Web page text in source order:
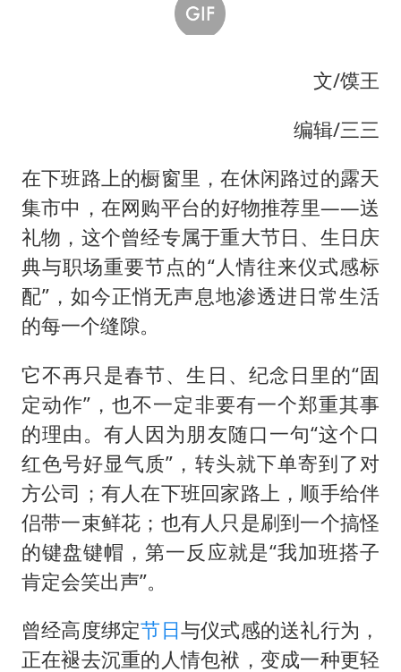
王传君 《披荆斩棘》
泰国：高度重视中国游客旅游体验
于东来直播和胖东来核心团队开会
上海大部迎大暴雨
《龙餐馆》 冲奖
蒯曼挺进WTT横滨冠军赛女单四强
构建更高水平的全民健身公共服务体系
文/馍王
编辑/三三
在下班路上的橱窗里，在休闲路过的露天
集市中，在网购平台的好物推荐里——送
礼物，这个曾经专属于重大节日、生日庆
典与职场重要节点的“人情往来仪式感标
配”，如今正悄无声息地渗透进日常生活
的每一个缝隙。
它不再只是春节、生日、纪念日里的“固
定动作”，也不一定非要有一个郑重其事
的理由。有人因为朋友随口一句“这个口
红色号好显气质”，转头就下单寄到了对
方公司；有人在下班回家路上，顺手给伴
侣带一束鲜花；也有人只是刷到一个搞怪
的键盘键帽，第一反应就是“我加班搭子
肯定会笑出声”。
曾经高度绑定节日与仪式感的送礼行为，
正在褪去沉重的人情包袱，变成一种更轻